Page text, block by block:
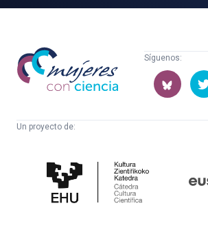
Mujeres
con
ciencia
Síguenos:
Un proyecto de:
Cultura
Científica